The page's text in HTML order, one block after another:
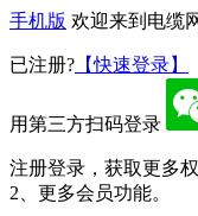
手机版 欢迎来到电缆
已注册? 【快速登录】
用第三方扫码登录
注册登录，获取更多权
2、更多会员功能。